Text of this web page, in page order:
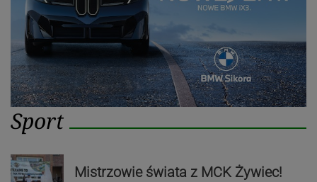
Sport
Mistrzowie świata z MCK Żywiec!